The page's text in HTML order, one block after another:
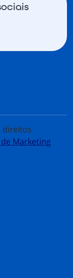
direitos
Marketing